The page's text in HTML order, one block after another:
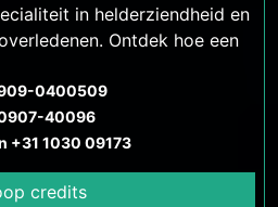
in helderziendheid en
Ontdek hoe een
Betaalbare tarieven en
beschikbaar
0400509
40096
+31 1030 09173
credits